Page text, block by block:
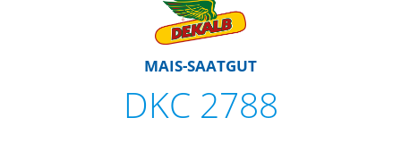
MAIS-SAATGUT
DKC 2788